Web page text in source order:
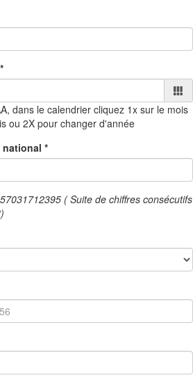
dans le calendriercliquez 1x sur le mois
ou 2X pour changer d'année
national *
( Suite de chiffres consécutifs